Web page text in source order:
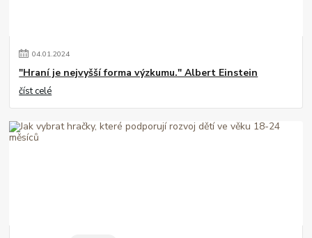
04.01.2024
"Hraní je nejvyšší forma výzkumu." Albert Einstein
číst celé